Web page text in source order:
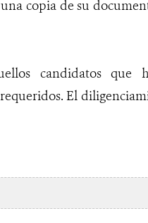
copia de su
candidatos que
El